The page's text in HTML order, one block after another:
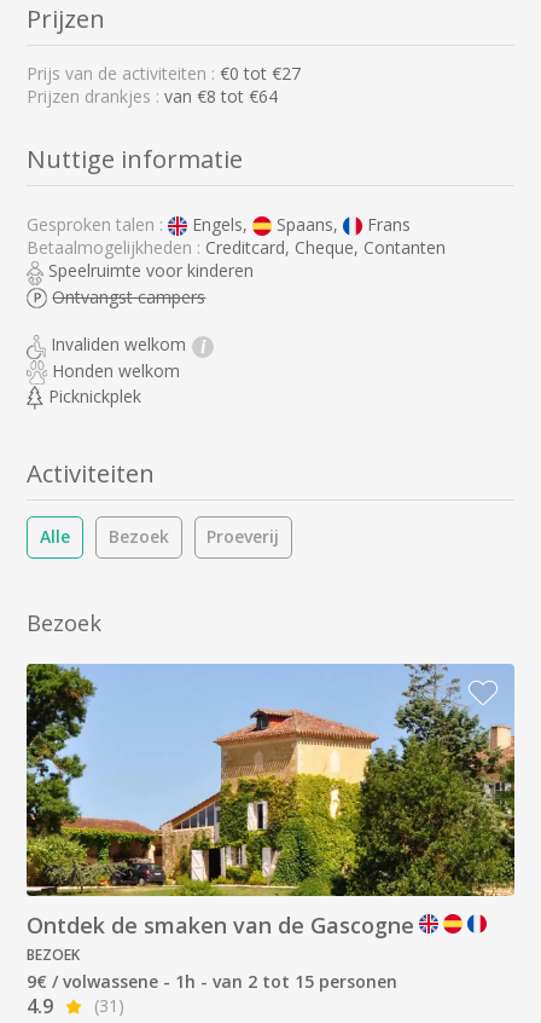
Prijzen
Prijs van de activiteiten :€0 tot €27
Prijzen drankjes :van €8 tot €64
Nuttige informatie
Gesproken talen : Engels, Spaans,
Frans
Betaalmogelijkheden : Creditcard, Cheque, Contanten
Speelruimte voor kinderen
Ontvangst campers
Invaliden welkom i
Honden welkom
Picknickplek
Activiteiten
Alle Bezoek Proeverij
Bezoek
Ontdek de smaken van de Gascogne
BEZOEK
9€ / volwassene - 1h - van 2 tot 15 personen
4.9
(31)